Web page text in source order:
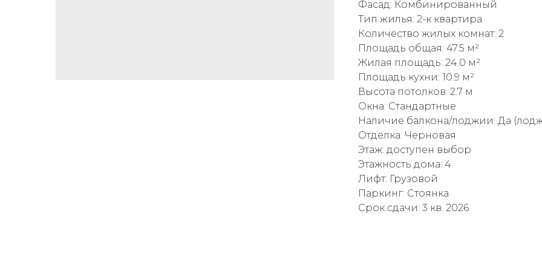
Фасад: Комбинированный
Тип жилья: 2-к квартира
Количество жилых комнат: 2
Площадь общая: 47.5 м²
Жилая площадь: 24.0 м²
Площадь кухни: 10.9 м²
Высота потолков: 2.7 м
Окна: Стандартные
Наличие балкона/лоджии: Да
Отделка: Черновая
Этаж: доступен выбор
Этажность дома: 4
Лифт: Грузовой
Паркинг: Стоянка
Срок сдачи: 3 кв. 2026